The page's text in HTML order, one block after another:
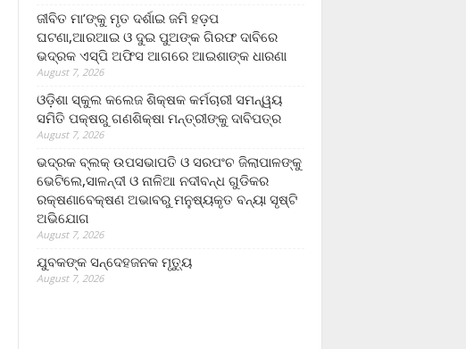
ଜୀବିତ ମା’ଙ୍କୁ ମୃତ ଦର୍ଶାଇ ଜମି ହଡ଼ପ
ଘଟଣା,ଆରଆଇ ଓ ଦୁଇ ପୁଅଙ୍କ ଗିରଫ ଦାବିରେ
ଭଦ୍ରକ ଏସ୍‌ପି ଅଫିସ ଆଗରେ ଆଇଶାଙ୍କ ଧାରଣା
August 7, 2026
ଓଡ଼ିଶା ସ୍କୁଲ କଲେଜ ଶିକ୍ଷକ କର୍ମଚାରୀ ସମନ୍ୱୟ
ସମିତି ପକ୍ଷରୁ ଗଣଶିକ୍ଷା ମନ୍ତ୍ରୀଙ୍କୁ ଦାବିପତ୍ର
August 7, 2026
ଭଦ୍ରକ ବ୍ଲକ୍ ଉପସଭାପତି ଓ ସରପଂଚ ଜିଲାପାଳଙ୍କୁ
ଭେଟିଲେ,ସାଳନ୍ଦୀ ଓ ନାଳିଆ ନଦୀବନ୍ଧ ଗୁଡିକର
ରକ୍ଷଣାବେକ୍ଷଣ ଅଭାବରୁ ମନୁଷ୍ୟକୃତ ବନ୍ୟା ସୃଷ୍ଟି
ଅଭିଯୋଗ
August 7, 2026
ଯୁବକଙ୍କ ସନ୍ଦେହଜନକ ମୃତ୍ୟୁ
August 7, 2026